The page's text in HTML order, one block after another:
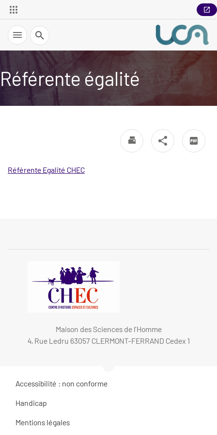
Recherche
Référente égalité
Référente Egalité CHEC
Maison des Sciences de l’Homme
4, Rue Ledru 63057 CLERMONT-FERRAND Cedex 1
Accessibilité : non conforme
Handicap
Mentions légales